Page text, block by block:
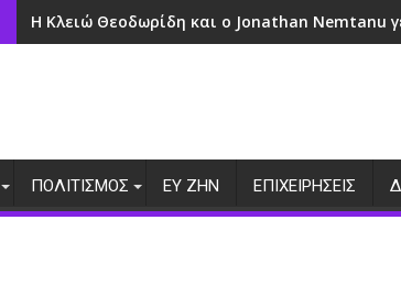
Η Κλειώ Θεοδωρίδη και ο Jonathan Nemtanu
ΠΟΛΙΤΙΣΜΟΣ ΕΥ ΖΗΝ ΕΠΙΧΕΙΡΗΣΕΙΣ